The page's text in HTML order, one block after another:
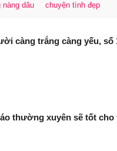
nàng dâu chuyện tình đẹp
càng trắng càng yếu, số
thường xuyên sẽ tốt